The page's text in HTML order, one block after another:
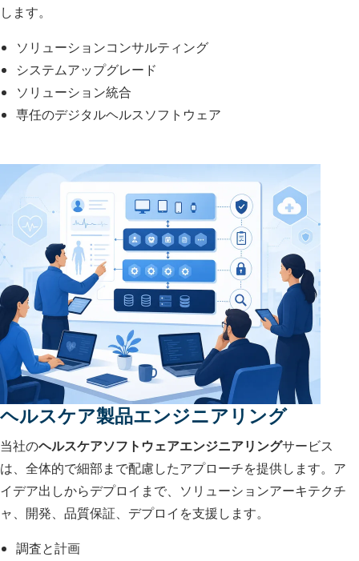
します。
ソリューションコンサルティング
システムアップグレード
ソリューション統合
専任のデジタルヘルスソフトウェア
ヘルスケア製品エンジニアリング
当社のヘルスケアソフトウェアエンジニアリングサービス
は、全体的で細部まで配慮したアプローチを提供します。ア
イデア出しからデプロイまで、ソリューションアーキテクチ
ャ、開発、品質保証、デプロイを支援します。
調査と計画